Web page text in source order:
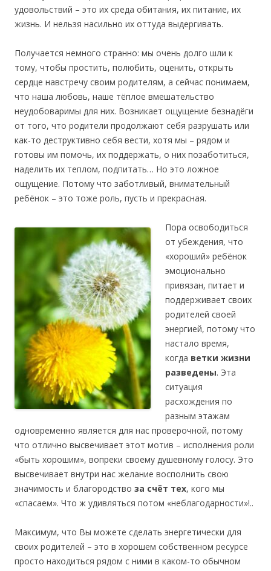
удовольствий – это их среда обитания, их питание, их
жизнь. И нельзя насильно их оттуда выдергивать.
Получается немного странно: мы очень долго шли к
тому, чтобы простить, полюбить, оценить, открыть
сердце навстречу своим родителям, а сейчас понимаем,
что наша любовь, наше тёплое вмешательство
неудобоваримы для них. Возникает ощущение безнадёги
от того, что родители продолжают себя разрушать или
как-то деструктивно себя вести, хотя мы – рядом и
готовы им помочь, их поддержать, о них позаботиться,
наделить их теплом, подпитать… Но это ложное
ощущение. Потому что заботливый, внимательный
ребёнок – это тоже роль, пусть и прекрасная.
Пора освободиться
от убеждения, что
«хороший» ребёнок
эмоционально
привязан, питает и
поддерживает своих
родителей своей
энергией, потому что
настало время,
когда ветки жизни
разведены. Эта
ситуация
расхождения по
разным этажам
одновременно является для нас проверочной, потому
что отлично высвечивает этот мотив – исполнения роли
«быть хорошим», вопреки своему душевному голосу. Это
высвечивает внутри нас желание восполнить свою
значимость и благородство за счёт тех, кого мы
«спасаем». Что ж удивляться потом «неблагодарности»!..
Максимум, что Вы можете сделать энергетически для
своих родителей – это в хорошем собственном ресурсе
просто находиться рядом с ними в каком-то обычном